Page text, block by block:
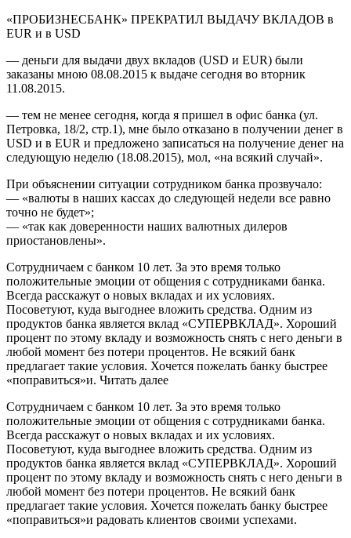
«ПРОБИЗНЕСБАНК» ПРЕКРАТИЛ ВЫДАЧУ ВКЛАДОВ в
EUR и в USD
— деньги для выдачи двух вкладов (USD и EUR) были
заказаны мною 08.08.2015 к выдаче сегодня во вторник
11.08.2015.
— тем не менее сегодня, когда я пришел в офис банка (ул.
Петровка, 18/2, стр.1), мне было отказано в получении денег в
USD и в EUR и предложено записаться на получение денег на
следующую неделю (18.08.2015), мол, «на всякий случай».
При объяснении ситуации сотрудником банка прозвучало:
— «валюты в наших кассах до следующей недели все равно
точно не будет»;
— «так как доверенности наших валютных дилеров
приостановлены».
Сотрудничаем с банком 10 лет. За это время только
положительные эмоции от общения с сотрудниками банка.
Всегда расскажут о новых вкладах и их условиях.
Посоветуют, куда выгоднее вложить средства. Одним из
продуктов банка является вклад «СУПЕРВКЛАД». Хороший
процент по этому вкладу и возможность снять с него деньги в
любой момент без потери процентов. Не всякий банк
предлагает такие условия. Хочется пожелать банку быстрее
«поправиться»и. Читать далее
Сотрудничаем с банком 10 лет. За это время только
положительные эмоции от общения с сотрудниками банка.
Всегда расскажут о новых вкладах и их условиях.
Посоветуют, куда выгоднее вложить средства. Одним из
продуктов банка является вклад «СУПЕРВКЛАД». Хороший
процент по этому вкладу и возможность снять с него деньги в
любой момент без потери процентов. Не всякий банк
предлагает такие условия. Хочется пожелать банку быстрее
«поправиться»и радовать клиентов своими успехами.